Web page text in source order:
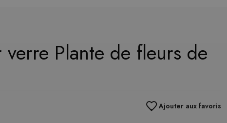
verre Plante de fleurs de
Ajouter aux favoris